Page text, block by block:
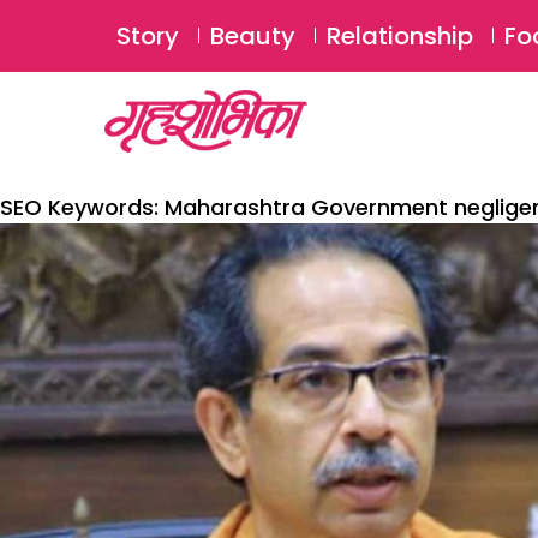
Story Beauty Relationship
SEO Keywords: Maharashtra Government